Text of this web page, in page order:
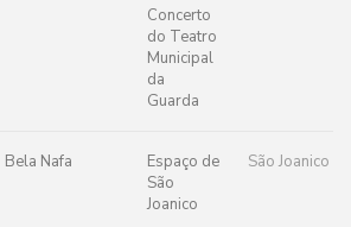
Concerto
do Teatro
Municipal
da
Guarda
Bela Nafa
Espaço de
São
Joanico
São Joanico